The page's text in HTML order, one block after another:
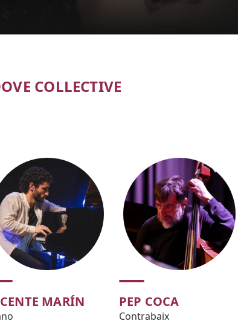
COLLECTIVE
MARÍN PEP COCA
Contrabaix